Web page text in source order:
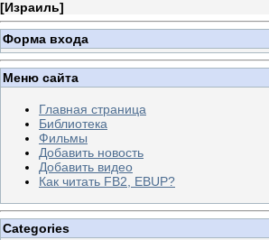
[Израиль]
Форма входа
Меню сайта
Главная страница
Библиотека
Фильмы
Добавить новость
Добавить видео
Как читать FB2, EBUP?
Categories